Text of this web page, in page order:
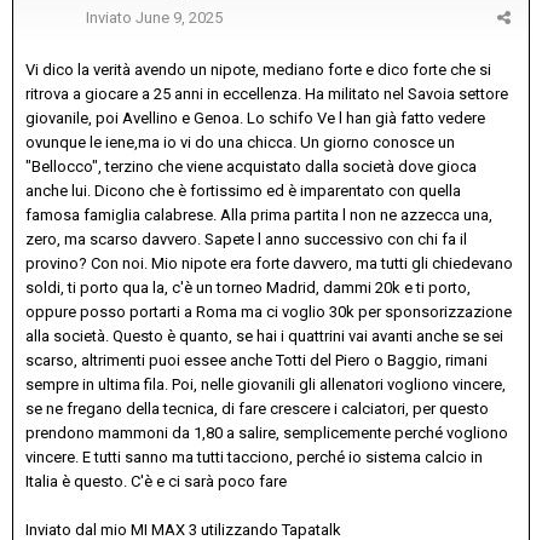
Inviato June 9, 2025
Vi dico la verità avendo un nipote, mediano forte e dico forte che si
ritrova a giocare a 25 anni in eccellenza. Ha militato nel Savoia settore
giovanile, poi Avellino e Genoa. Lo schifo Ve l han già fatto vedere
ovunque le iene,ma io vi do una chicca. Un giorno conosce un
"Bellocco", terzino che viene acquistato dalla società dove gioca
anche lui. Dicono che è fortissimo ed è imparentato con quella
famosa famiglia calabrese. Alla prima partita l non ne azzecca una,
zero, ma scarso davvero. Sapete l anno successivo con chi fa il
provino? Con noi. Mio nipote era forte davvero, ma tutti gli chiedevano
soldi, ti porto qua la, c'è un torneo Madrid, dammi 20k e ti porto,
oppure posso portarti a Roma ma ci voglio 30k per sponsorizzazione
alla società. Questo è quanto, se hai i quattrini vai avanti anche se sei
scarso, altrimenti puoi essee anche Totti del Piero o Baggio, rimani
sempre in ultima fila. Poi, nelle giovanili gli allenatori vogliono vincere,
se ne fregano della tecnica, di fare crescere i calciatori, per questo
prendono mammoni da 1,80 a salire, semplicemente perché vogliono
vincere. E tutti sanno ma tutti tacciono, perché io sistema calcio in
Italia è questo. C'è e ci sarà poco fare
Inviato dal mio MI MAX 3 utilizzando Tapatalk